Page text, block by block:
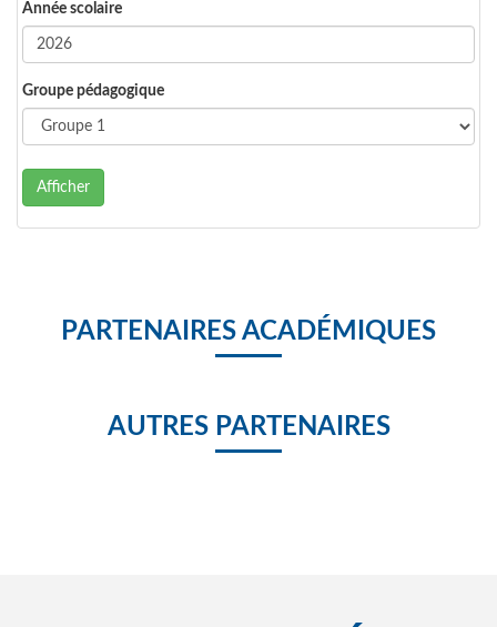
Année scolaire
Groupe pédagogique
Afficher
PARTENAIRES ACADÉMIQUES
AUTRES PARTENAIRES